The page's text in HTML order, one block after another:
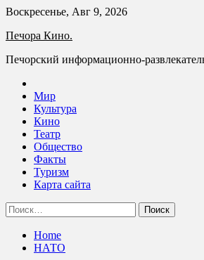
Skip
content
Воскресенье, Авг 9, 2026
Печора Кино.
Печорский информационно-
Мир
Культура
Кино
Театр
Общество
Факты
Туризм
Карта сайта
Найти:
Home
НАТО